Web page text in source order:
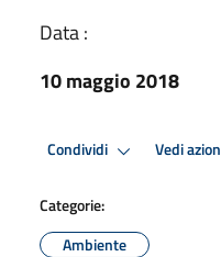
Data :
10 maggio 2018
Condividi Vedi
Categorie:
Ambiente